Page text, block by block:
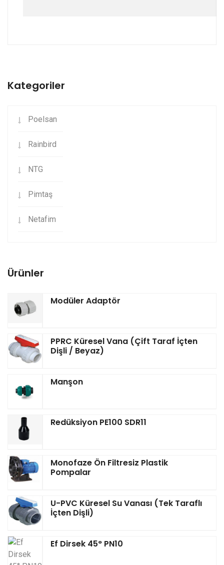
Kategoriler
Poelsan
Rainbird
NTG
Pimtaş
Netafim
Ürünler
Modüler Adaptör
PPRC Küresel Vana (Çift Taraf İçten
Dişli / Beyaz)
Manşon
Redüksiyon PE100 SDR11
Monofaze Ön Filtresiz Plastik
Pompalar
U-PVC Küresel Su Vanası (Tek Taraflı
İçten Dişli)
Ef Dirsek 45° PN10